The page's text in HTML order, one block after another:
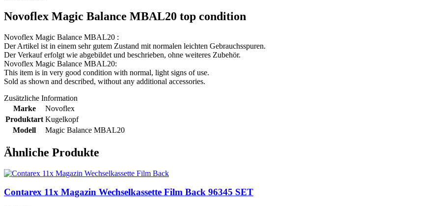
Novoflex Magic Balance MBAL20 top condition
Novoflex Magic Balance MBAL20 :
Der Artikel ist in einem sehr gutem Zustand mit normalen leichten Gebrauchsspuren.
Der Verkauf erfolgt wie abgebildet und beschrieben, ohne weiteres Zubehör.
Novoflex Magic Balance MBAL20:
This item is in very good condition with normal, light signs of use.
Sold as shown and described, without any additional accessories.
Zusätzliche Information
Marke
Novoflex
Produktart Kugelkopf
Modell
Magic Balance MBAL20
Ähnliche Produkte
Contarex 11x Magazin Wechselkassette Film Back 96345 SET